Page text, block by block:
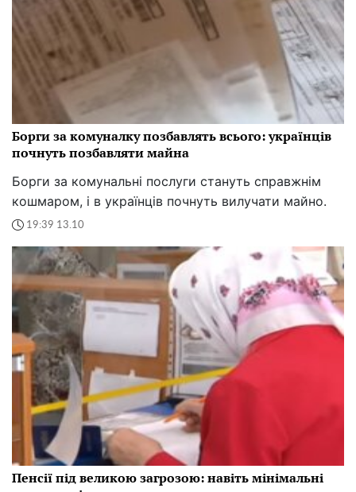
Борги за комуналку позбавлять всього: українців
почнуть позбавляти майна
Борги за комунальні послуги стануть справжнім
кошмаром, і в українців почнуть вилучати майно.
19:39 13.10
Пенсії під великою загрозою: навіть мінімальні